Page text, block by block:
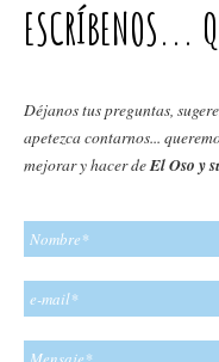
ESCRÍBENOS...
Déjanos tus preguntas,
apetezca contarnos...
mejorar y hacer deEl Oso y